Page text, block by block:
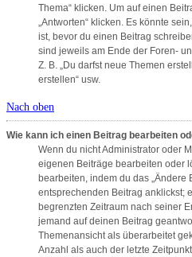
Thema“ klicken. Um auf einen
„Antworten“ klicken. Es könnte
ist, bevor du einen Beitrag
sind jeweils am Ende der Foren-
Z. B. „Du darfst neue Themen
erstellen“ usw.
Nach oben
Wie kann ich einen Beitrag bearbeiten
Wenn du nicht Administrator oder
eigenen Beiträge bearbeiten oder
bearbeiten, indem du das „Ändere
entsprechenden Beitrag anklickst;
begrenzten Zeitraum nach seiner
jemand auf deinen Beitrag
Themenansicht als überarbeitet
Anzahl als auch der letzte